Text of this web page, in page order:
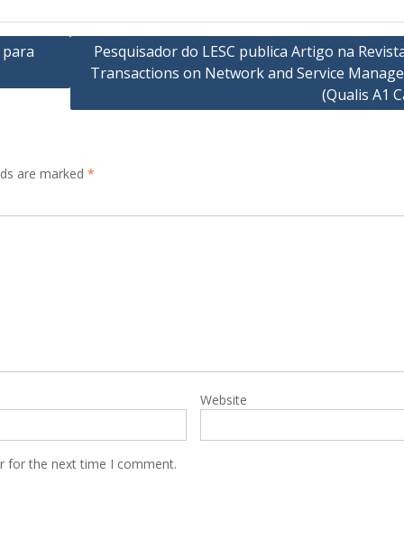
Pesquisador do LESC publica Artigo na
Transactions on Network and Service
(Qualis A1
are marked *
Website
for the next time I comment.